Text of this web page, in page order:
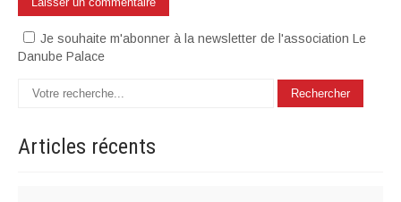
Je souhaite m'abonner à la newsletter de l'association Le
Danube Palace
Articles récents